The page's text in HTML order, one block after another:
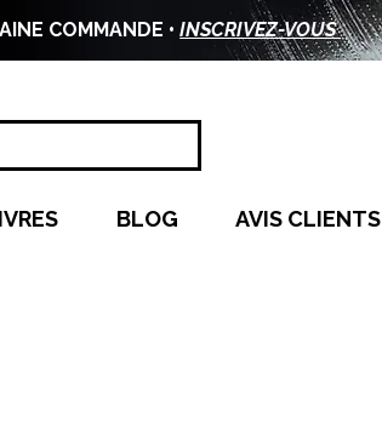
COMMANDE •INSCRIVEZ-VOUS
BLOG AVIS CLIENTS